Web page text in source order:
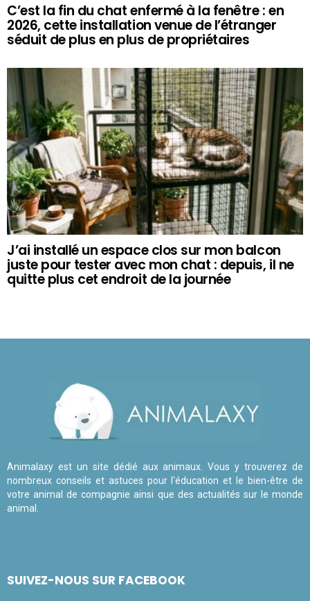
C’est la fin du chat enfermé à la fenêtre : en
2026, cette installation venue de l’étranger
séduit de plus en plus de propriétaires
J’ai installé un espace clos sur mon balcon
juste pour tester avec mon chat : depuis, il ne
quitte plus cet endroit de la journée
Animalaxy est un site dédié aux animaux. Vous y trouverez de
nombreux conseils et astuces pour l'éducation et le bien-être de
votre animal de compagnie ainsi que des actualités sur le monde
animal.
SUIVEZ-NOUS SUR FACEBOOK